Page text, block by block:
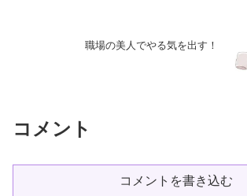
職場の美人でやる気を出す！
コメント
コメントを書き込む